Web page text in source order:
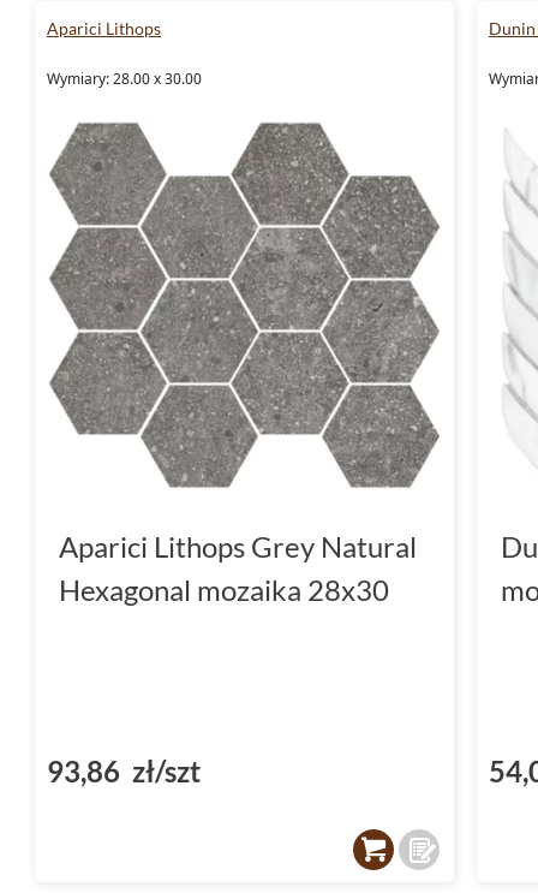
Aparici Lithops
Wymiary: 28.00 x 30.00
Aparici Lithops Grey Natural
Hexagonal mozaika 28x30
93,86 zł/szt